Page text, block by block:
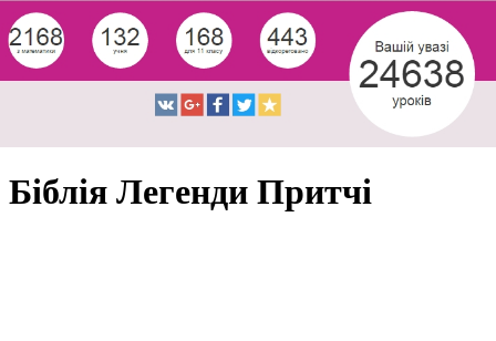
Біблія Легенди Притчі